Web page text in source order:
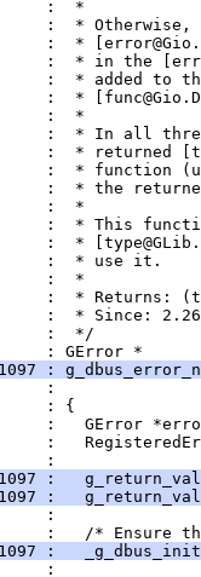
:  *
:  *
:  *
:  * in the
:  * added to
:  *
:  *
:  * In all
:  * returned
:  * function
:  * the
:  *
:  * This
:  *
:  * use it.
:  *
:  * Returns:
:  * Since: 2.26
:  */
: GError *
:
:
: {
:   GError
:
:
:
:
:
:   /* Ensure
:
: